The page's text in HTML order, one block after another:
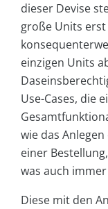
dieser Devise
große Units
einzigen Units
Use-Cases, die
wie das
einer
was auch
Diese mit den